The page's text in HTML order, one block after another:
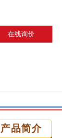
在线询价
产品简介